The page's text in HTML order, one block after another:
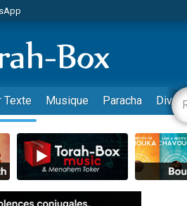
la jambe de Yohan
: pauvres d'Israel
Texte Musique Paracha